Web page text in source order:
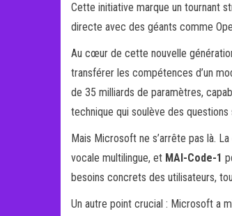
Cette initiative marque un tournant
directe avec des géants comme
Au cœur de cette nouvelle
transférer les compétences d’un
de 35 milliards de paramètres,
technique qui soulève des
Mais Microsoft ne s’arrête pas là.
vocale multilingue, et MAI-Code-1
besoins concrets des utilisateurs,
Un autre point crucial : Microsoft a